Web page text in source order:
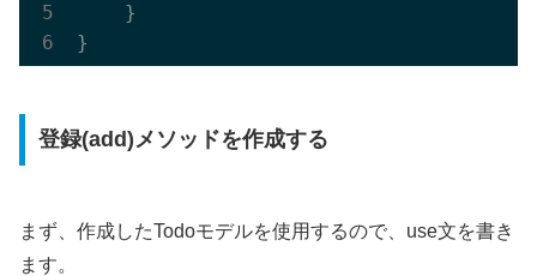
    }
登録(add)メソッドを作成する
まず、作成したTodoモデルを使用するので、use文を書き
ます。